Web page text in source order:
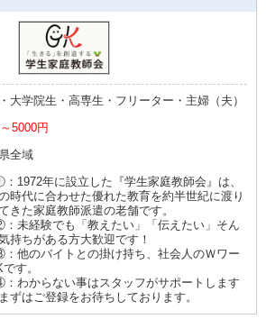
大学院生・高専生・フリーター・主婦（夫）
5000円
全域
1972年に設立した『学生家庭教師会』は、
時代に合わせた優れた教育を約半世紀に渡り
きた家庭教師派遣の老舗です。
未経験でも「教えたい」「伝えたい」そん
持ちがある方大歓迎です！
他のバイトとの掛け持ち、社会人のＷワー
す。
わからない事はスタッフがサポートします
ずはご登録をお待ちしております。